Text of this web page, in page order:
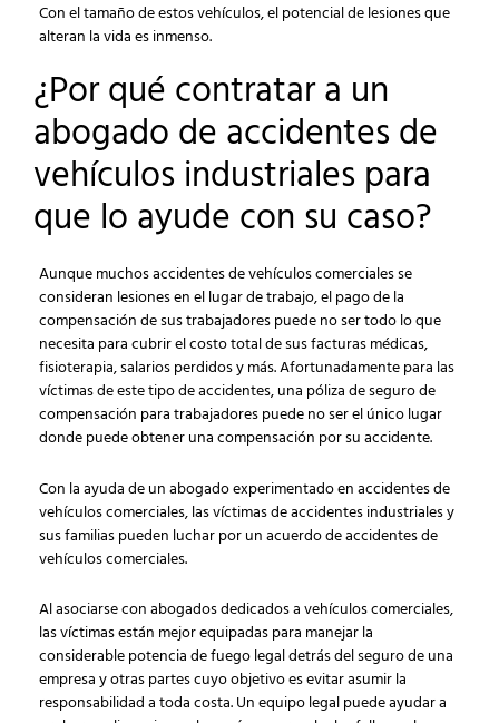
Con el tamaño de estos vehículos, el potencial de lesiones que
alteran la vida es inmenso.
¿Por qué contratar a un
abogado de accidentes de
vehículos industriales para
que lo ayude con su caso?
Aunque muchos accidentes de vehículos comerciales se
consideran lesiones en el lugar de trabajo, el pago de la
compensación de sus trabajadores puede no ser todo lo que
necesita para cubrir el costo total de sus facturas médicas,
fisioterapia, salarios perdidos y más. Afortunadamente para las
víctimas de este tipo de accidentes, una póliza de seguro de
compensación para trabajadores puede no ser el único lugar
donde puede obtener una compensación por su accidente.
Con la ayuda de un abogado experimentado en accidentes de
vehículos comerciales, las víctimas de accidentes industriales y
sus familias pueden luchar por un acuerdo de accidentes de
vehículos comerciales.
Al asociarse con abogados dedicados a vehículos comerciales,
las víctimas están mejor equipadas para manejar la
considerable potencia de fuego legal detrás del seguro de una
empresa y otras partes cuyo objetivo es evitar asumir la
responsabilidad a toda costa. Un equipo legal puede ayudar a